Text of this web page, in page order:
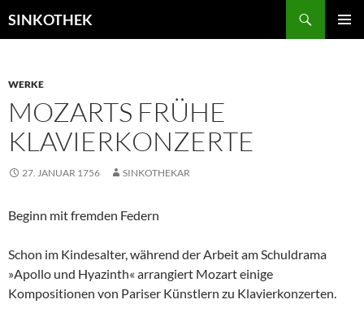
Inhalt
SINKOTHEK
WERKE
MOZARTS FRÜHE
KLAVIERKONZERTE
27. JANUAR 1756 SINKOTHEKAR
Beginn mit fremden Federn
Schon im Kindesalter, während der Arbeit am Schuldrama
»Apollo und Hyazinth« arrangiert Mozart einige
Kompositionen von Pariser Künstlern zu Klavierkonzerten.